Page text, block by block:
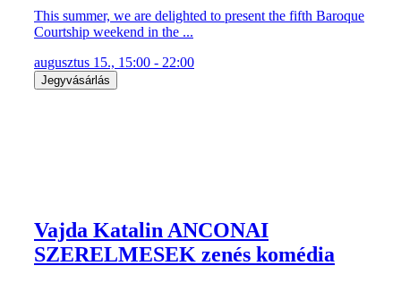
This summer, we are delighted to present the fifth Baroque
Courtship weekend in the ...
augusztus 15., 15:00 - 22:00
Jegyvásárlás
Vajda Katalin ANCONAI
SZERELMESEK zenés komédia